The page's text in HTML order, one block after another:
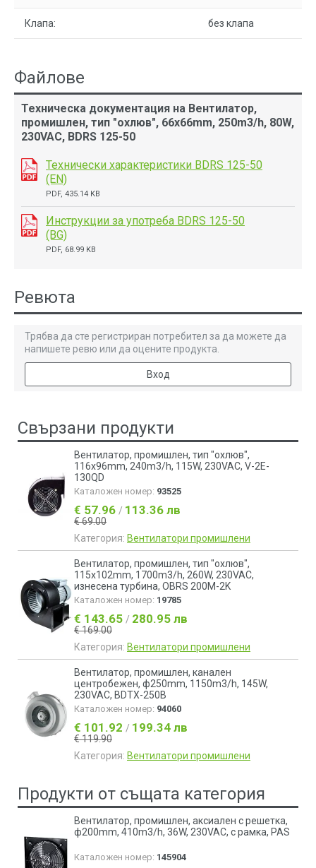
Клапа: без клапа
Файлове
Техническа документация на Вентилатор,
промишлен, тип "охлюв", 66x66mm, 250m3/h, 80W,
230VAC, BDRS 125-50
Технически характеристики BDRS 125-50
(EN)
PDF, 435.14 KB
Инструкции за употреба BDRS 125-50
(BG)
PDF, 68.99 KB
Ревюта
Трябва да сте регистриран потребител за да можете да
напишете ревю или да оцените продукта.
Вход
Свързани продукти
Вентилатор, промишлен, тип "охлюв",
116x96mm, 240m3/h, 115W, 230VAC, V-2E-
130QD
Каталожен номер: 93525
€ 57.96 / 113.36 лв
€ 69.00
Категория: Вентилатори промишлени
Вентилатор, промишлен, тип "охлюв",
115x102mm, 1700m3/h, 260W, 230VAC,
изнесена турбина, OBRS 200M-2K
Каталожен номер: 19785
€ 143.65 / 280.95 лв
€ 169.00
Категория: Вентилатори промишлени
Вентилатор, промишлен, канален
центробежен, ф250mm, 1150m3/h, 145W,
230VAC, BDTX-250B
Каталожен номер: 94060
€ 101.92 / 199.34 лв
€ 119.90
Категория: Вентилатори промишлени
Продукти от същата категория
Вентилатор, промишлен, аксиален с решетка,
ф200mm, 410m3/h, 36W, 230VAC, с рамка, PAS
Каталожен номер: 145904